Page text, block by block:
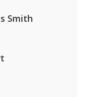
Smith